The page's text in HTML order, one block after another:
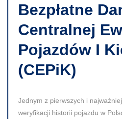
Bezpłatne
Centralnej
Pojazdów I
(CEPiK)
Jednym z pierwszych i
weryfikacji historii pojazdu w